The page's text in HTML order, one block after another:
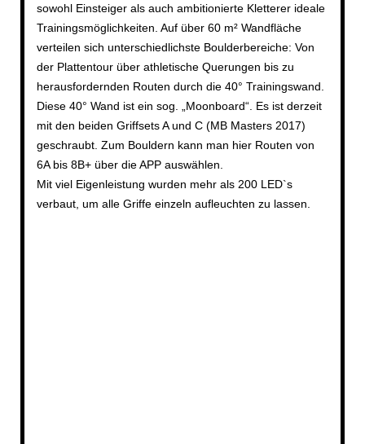
sowohl Einsteiger als auch ambitionierte Kletterer ideale
Trainingsmöglichkeiten. Auf über 60 m² Wandfläche
verteilen sich unterschiedlichste Boulderbereiche: Von
der Plattentour über athletische Querungen bis zu
herausfordernden Routen durch die 40° Trainingswand.
Diese 40° Wand ist ein sog. „Moonboard“. Es ist derzeit
mit den beiden Griffsets A und C (MB Masters 2017)
geschraubt. Zum Bouldern kann man hier Routen von
6A bis 8B+ über die APP auswählen.
Mit viel Eigenleistung wurden mehr als 200 LED`s
verbaut, um alle Griffe einzeln aufleuchten zu lassen.